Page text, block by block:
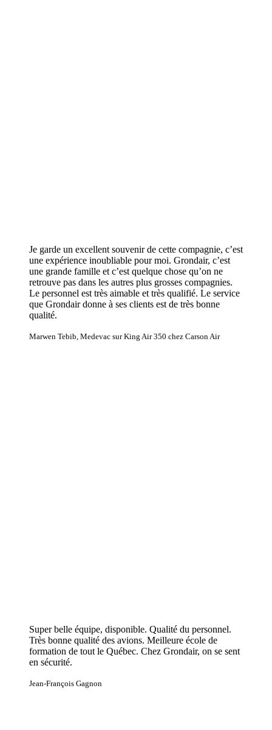
Je garde un excellent souvenir de cette compagnie, c’est
une expérience inoubliable pour moi. Grondair, c’est
une grande famille et c’est quelque chose qu’on ne
retrouve pas dans les autres plus grosses compagnies.
Le personnel est très aimable et très qualifié. Le service
que Grondair donne à ses clients est de très bonne
qualité.
Marwen Tebib, Medevac sur King Air 350 chez Carson Air
Super belle équipe, disponible. Qualité du personnel.
Très bonne qualité des avions. Meilleure école de
formation de tout le Québec. Chez Grondair, on se sent
en sécurité.
Jean-François Gagnon